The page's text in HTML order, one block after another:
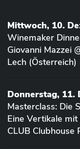
Mittwoch, 10.
Winemaker
Giovanni Mazzei
Lech (Österreich)
Donnerstag, 11.
Masterclass: Die
Eine Vertikale mit
CLUB Clubhouse